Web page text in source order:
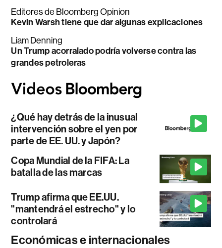
Editores de Bloomberg Opinion
Kevin Warsh tiene que dar algunas explicaciones
Liam Denning
Un Trump acorralado podría volverse contra las
grandes petroleras
¿Qué hay detrás de la inusual
intervención sobre el yen por
parte de EE. UU. y Japón?
Copa Mundial de la FIFA: La
batalla de las marcas
Trump afirma que EE.UU.
"mantendrá el estrecho" y lo
controlará
Económicas e internacionales